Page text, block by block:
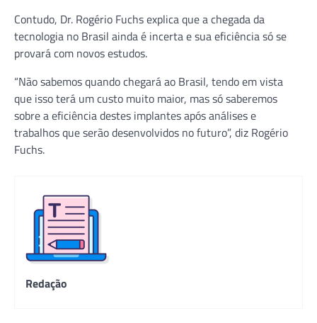
Contudo, Dr. Rogério Fuchs explica que a chegada da
tecnologia no Brasil ainda é incerta e sua eficiência só se
provará com novos estudos.
“Não sabemos quando chegará ao Brasil, tendo em vista
que isso terá um custo muito maior, mas só saberemos
sobre a eficiência destes implantes após análises e
trabalhos que serão desenvolvidos no futuro”, diz Rogério
Fuchs.
Redação